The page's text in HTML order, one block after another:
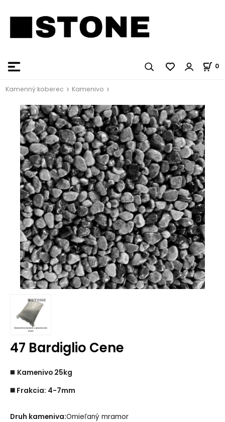
0
Kamenný koberec Kamenivo
47 Bardiglio Cene
◼️ Kamenivo 25kg
◼️ Frakcia: 4-7mm
Druh kameniva:Omieľaný mramor